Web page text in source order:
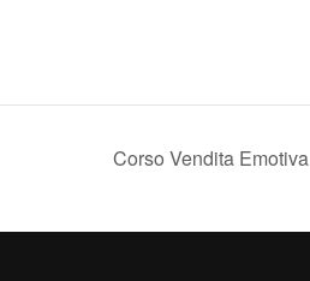
Corso Vendita Emotiva